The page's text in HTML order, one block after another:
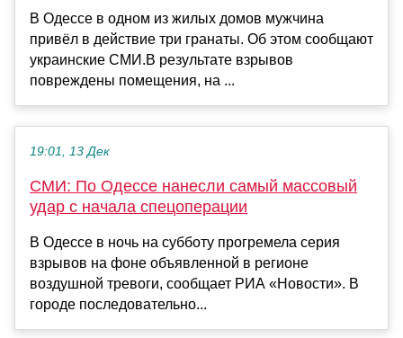
В Одессе в одном из жилых домов мужчина
привёл в действие три гранаты. Об этом сообщают
украинские СМИ.В результате взрывов
повреждены помещения, на ...
19:01, 13 Дек
СМИ: По Одессе нанесли самый массовый
удар с начала спецоперации
В Одессе в ночь на субботу прогремела серия
взрывов на фоне объявленной в регионе
воздушной тревоги, сообщает РИА «Новости». В
городе последовательно...